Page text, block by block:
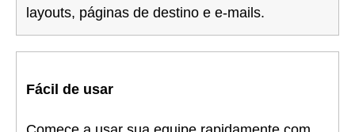
layouts, páginas de destino e e-mails.
Fácil de usar